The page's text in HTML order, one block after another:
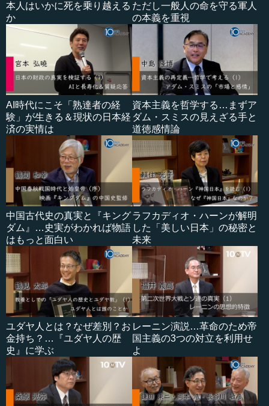
本人はいかに死を乗り越える
か
ただし一般人の命を守る軍人
の本義を重視
AI時代にこそ「熟達者の経
験」が生きる＆現状の日本経
済の実情は
資本主義を哲学する…まずア
ダム・スミスの見えざる手と
道徳感情論
中国古代史の真実と『キング
ダム』…史実がわかれば物語
はもっと面白い
ラフカディオ・ハーンが解明
した「美しい日本」の秘密と
未来
ユダヤ人とは？なぜ差別？お
金持ち？…『ユダヤ人の歴
史』に学ぶ
レーニン演説…革命のため帝
国主義の3つの対立を利用せ
よ